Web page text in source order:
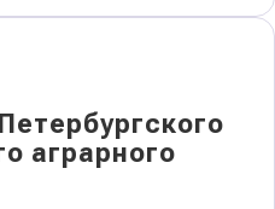
аграрного